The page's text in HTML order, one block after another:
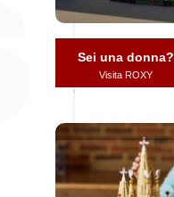
Sei una donna?
Visita ROXY